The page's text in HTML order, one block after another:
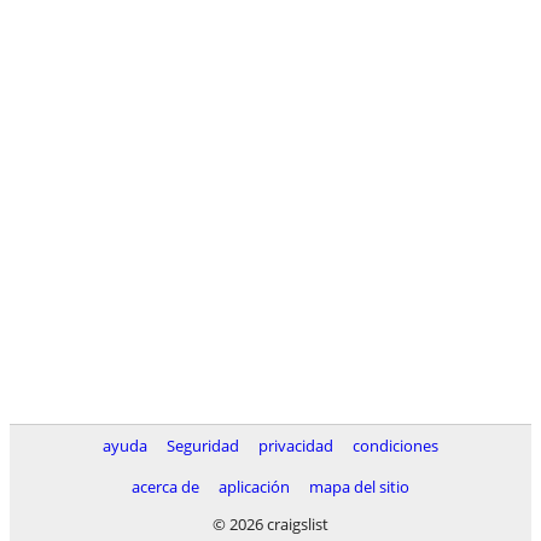
ayuda Seguridad privacidad
condiciones
acerca de
aplicación
mapa del sitio
© 2026 craigslist